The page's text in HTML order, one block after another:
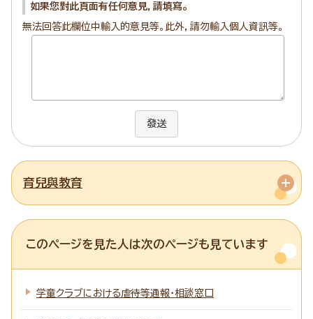
如果您對此頁面有任何意見，請填寫。
無法回答此欄位中輸入的意見等。此外，請勿輸入個人資訊等。
發送
育兒與教育
このページを見た人は次のページも見ています
学童クラブにおける虐待等通報・相談窓口